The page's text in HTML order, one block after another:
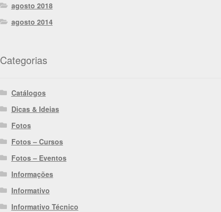
agosto 2018
agosto 2014
Categorias
Catálogos
Dicas & Ideias
Fotos
Fotos – Cursos
Fotos – Eventos
Informações
Informativo
Informativo Técnico